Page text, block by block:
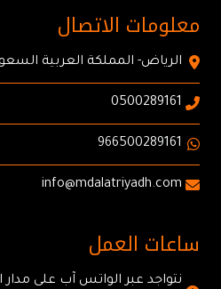
معلومات الاتصال
الرياض- المملكة العربية
0500289161
966500289161
info@mdalatriyadh.com
ساعات العمل
نتواجد عبر الواتس آب على مدار